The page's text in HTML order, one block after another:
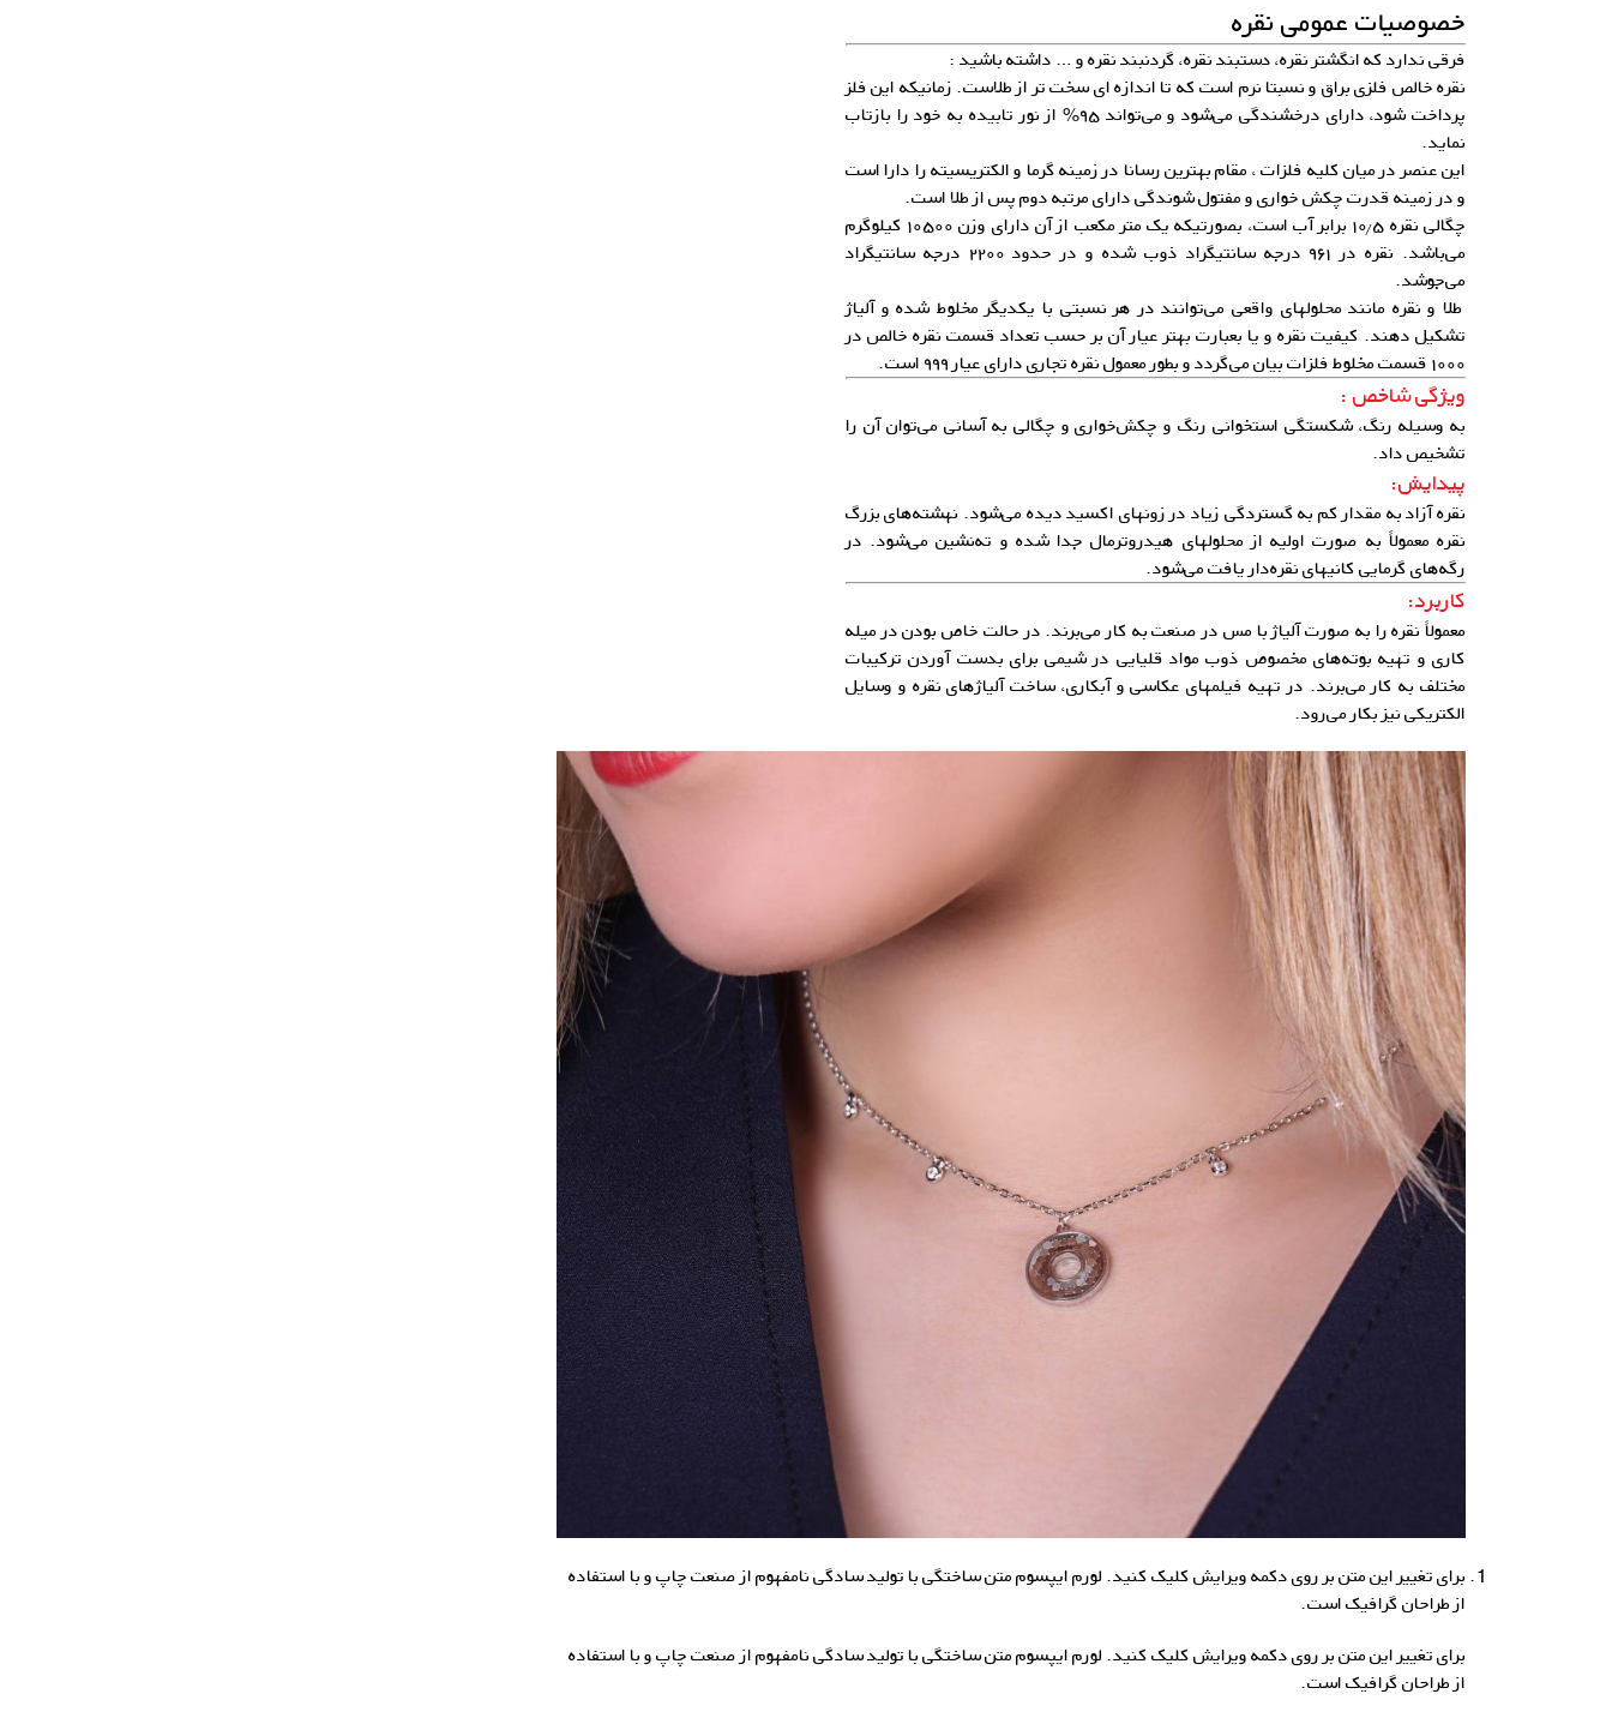
خصوصیات عمومی نقره
فرقی ندارد که انگشتر نقره، دستبند نقره، گردنبند نقره و … داشته باشید :
نقره خالص فلزی براق و نسبتا نرم است که تا اندازه ای سخت تر از طلاست. زمانیکه این فلز
پرداخت شود، دارای درخشندگی می‌شود و می‌تواند ۹۵% از نور تابیده به خود را بازتاب
نماید.
این عنصر در میان کلیه فلزات ، مقام بهترین رسانا در زمینه گرما و الکتریسیته را دارا است
و در زمینه قدرت چکش خواری و مفتول شوندگی دارای مرتبه دوم پس از طلا است.
چگالی نقره ۱۰٫۵ برابر آب است، بصورتیکه یک متر مکعب از آن دارای وزن ۱۰۵۰۰ کیلوگرم
می‌باشد. نقره در ۹۶۱ درجه سانتیگراد ذوب شده و در حدود ۲۲۰۰ درجه سانتیگراد
می‌جوشد.
طلا و نقره مانند محلولهای واقعی می‌توانند در هر نسبتی با یکدیگر مخلوط شده و آلیاژ
تشکیل دهند. کیفیت نقره و یا بعبارت بهتر عیار آن بر حسب تعداد قسمت نقره خالص در
۱۰۰۰ قسمت مخلوط فلزات بیان می‌گردد و بطور معمول نقره تجاری دارای عیار ۹۹۹ است.
ویژگی شاخص :
به وسیله رنگ، شکستگی استخوانی رنگ و چکش‌خواری و چگالی به آسانی می‌توان آن را
تشخیص داد.
پیدایش:
نقره آزاد به مقدار کم به گستردگی زیاد در زونهای اکسید دیده می‌شود. نهشته‌های بزرگ
نقره معمولاً به صورت اولیه از محلولهای هیدروترمال جدا شده و ته‌‌نشین می‌شود. در
رگه‌های گرمایی کانیهای نقره‌دار یافت می‌شود.
کاربرد:
معمولاً نقره را به صورت آلیاژ با مس در صنعت به کار می‌برند. در حالت خاص بودن در میله
کاری و تهیه بوته‌های مخصوص ذوب مواد قلیایی در شیمی برای بدست آوردن ترکیبات
مختلف به کار می‌برند. در تهیه فیلمهای عکاسی و آبکاری، ساختآلیاژهای نقره و وسایل
الکتریکی نیز بکار می‌رود.
برای تغییر این متن بر روی دکمه ویرایش کلیک کنید. لورم ایپسوم متن ساختگی با تولید سادگی نامفهوم از صنعت چاپ و با استفاده
از طراحان گرافیک است.
برای تغییر این متن بر روی دکمه ویرایش کلیک کنید. لورم ایپسوم متن ساختگی با تولید سادگی نامفهوم از صنعت چاپ و با استفاده
از طراحان گرافیک است.